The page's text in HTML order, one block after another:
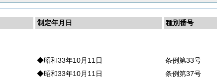
制定年月日
種別番号
◆昭和33年10月11日
条例第33号
◆昭和33年10月11日
条例第37号